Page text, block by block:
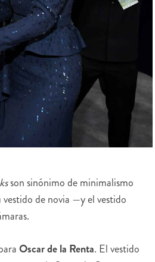
son sinónimo de minimalismo
vestido de novia —y el vestido
Oscar de la Renta. El vestido